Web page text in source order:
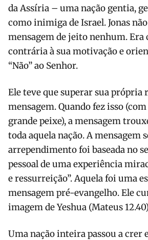
da Assíria – uma nação gentia,
como inimiga de Israel. Jonas
mensagem de jeito nenhum.
contrária à sua motivação e
“Não” ao Senhor.
Ele teve que superar sua própria
mensagem. Quando fez isso
grande peixe), a mensagem
toda aquela nação. A mensagem
arrependimento foi baseada no
pessoal de uma experiência
e ressurreição”. Aquela foi uma
mensagem pré-evangelho. Ele
imagem de Yeshua (Mateus
Uma nação inteira passou a crer